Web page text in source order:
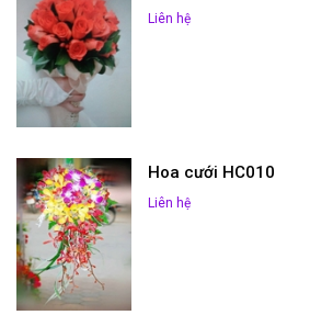
Liên hệ
Hoa cưới HC010
Liên hệ